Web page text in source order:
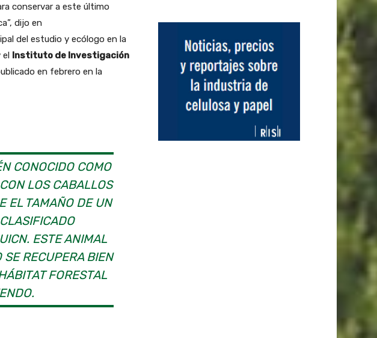
conservar a este último
dijo en
del estudio y ecólogo en la
Instituto de Investigación
en febrero en la
CONOCIDO COMO
LOS CABALLOS
EL TAMAÑO DE UN
ESTE ANIMAL
RECUPERA BIEN
FORESTAL